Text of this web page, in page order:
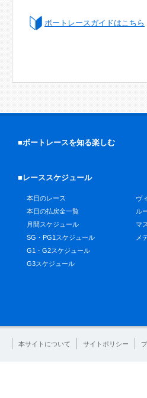
ボートレースガイドはこちら
■ボートレースを知る楽しむ
■レーススケジュール
本日のレース
本日の払戻金一覧
月間スケジュール
SG・PG1スケジュール
G1・G2スケジュール
G3スケジュール
ヴ
ル
マ
メ
本サイトについて サイトポリシー